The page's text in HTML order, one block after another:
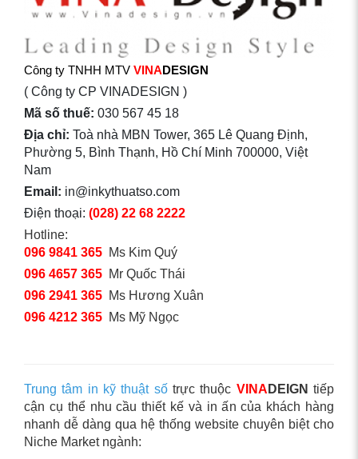
Công ty TNHH MTV VINADESIGN
( Công ty CP VINADESIGN )
Mã số thuế: 030 567 45 18
Địa chỉ: Toà nhà MBN Tower, 365 Lê Quang Định,
Phường 5, Bình Thạnh, Hồ Chí Minh 700000, Việt
Nam
Email: in@inkythuatso.com
Điện thoại: (028) 22 68 2222
Hotline:
096 9841 365 Ms Kim Quý
096 4657 365 Mr Quốc Thái
096 2941 365 Ms Hương Xuân
096 4212 365 Ms Mỹ Ngọc
Trung tâm in kỹ thuật sốtrực thuộc VINA DEIGN tiếp
cận cụ thể nhu cầu thiết kế và in ấn của khách hàng
nhanh dễ dàng qua hệ thống website chuyên biệt cho
Niche Market ngành: